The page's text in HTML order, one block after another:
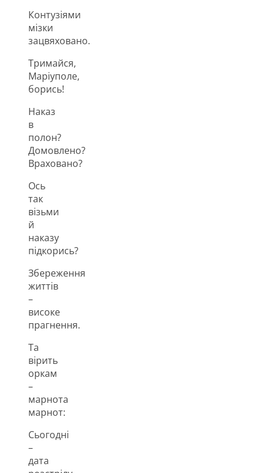
Контузіями
мізки
зацвяховано.
Тримайся,
Маріуполе,
борись!
Наказ
в
полон?
Домовлено?
Враховано?
Ось
так
візьми
й
наказу
підкорись?
Збереження
життів
–
високе
прагнення.
Та
вірить
оркам
–
марнота
марнот:
Сьогодні
–
дата